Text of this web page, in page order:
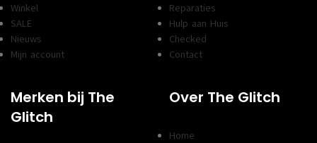
Winkel
SALE
Nieuws
Mijn account
Reparaties
Hulp aan Huis
Checked
Contact
Merken bij The
Glitch
Over The Glitch
Home